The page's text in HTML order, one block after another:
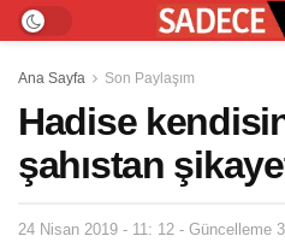
Ana Sayfa Son Paylaşım
Hadise
şahıstan
24 Nisan 2019 - 11: 12 - Güncelleme